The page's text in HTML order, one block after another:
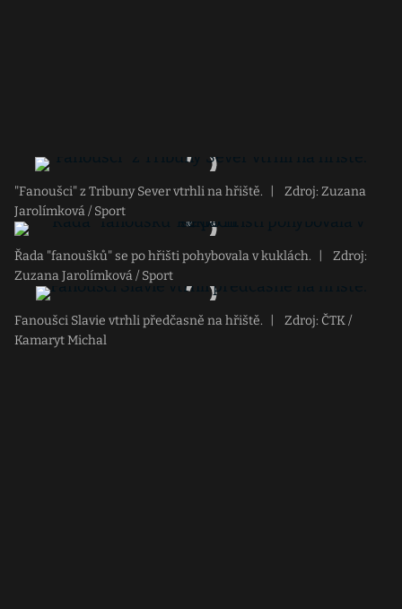
"Fanoušci" z Tribuny Sever vtrhli na hřiště.
Zdroj: Zuzana
Jarolímková / Sport
Řada "fanoušků" se po hřišti pohybovala v kuklách.
Zdroj:
Zuzana Jarolímková / Sport
Fanoušci Slavie vtrhli předčasně na hřiště.
Zdroj: ČTK /
Kamaryt Michal